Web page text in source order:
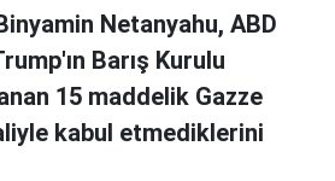
Netanyahu, ABD
Barış Kurulu
15 maddelik Gazze
kabul etmediklerini